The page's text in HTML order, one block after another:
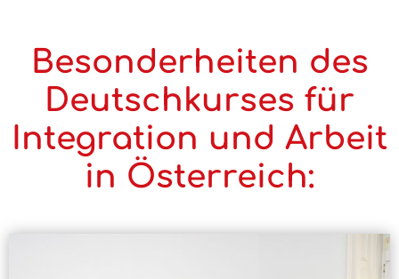
Besonderheiten des
Deutschkurses für
Integration und Arbeit
in Österreich: